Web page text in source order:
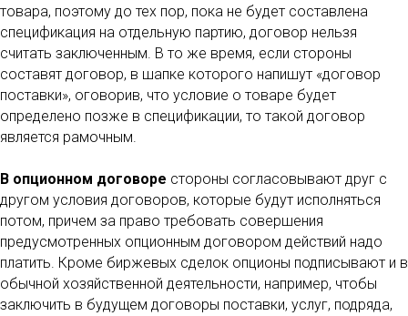
товара, поэтому до тех пор, пока не будет составлена
спецификация на отдельную партию, договор нельзя
считать заключенным. В то же время, если стороны
составят договор, в шапке которого напишут «договор
поставки», оговорив, что условие о товаре будет
определено позже в спецификации, то такой договор
является рамочным.
В опционном договоре стороны согласовывают друг с
другом условия договоров, которые будут исполняться
потом, причем за право требовать совершения
предусмотренных опционным договором действий надо
платить. Кроме биржевых сделок опционы подписывают и в
обычной хозяйственной деятельности, например, чтобы
заключить в будущем договоры поставки, услуг, подряда,